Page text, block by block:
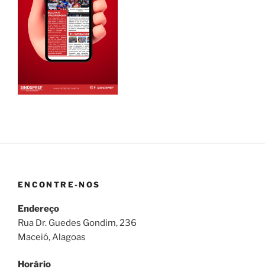
ENCONTRE-NOS
Endereço
Rua Dr. Guedes Gondim, 236
Maceió, Alagoas
Horário